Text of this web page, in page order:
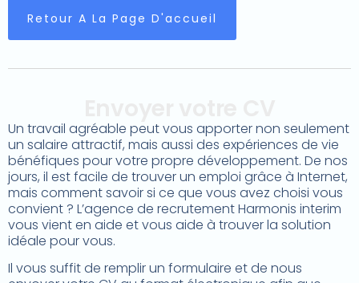
Retour A La Page D'accueil
Un travail agréable peut vous apporter non seulement
un salaire attractif, mais aussi des expériences de vie
bénéfiques pour votre propre développement. De nos
jours, il est facile de trouver un emploi grâce à Internet,
mais comment savoir si ce que vous avez choisi vous
convient ? L’agence de recrutement Harmonis interim
vous vient en aide et vous aide à trouver la solution
idéale pour vous.
Il vous suffit de remplir un formulaire et de nous